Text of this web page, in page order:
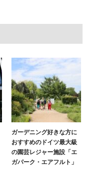
ガーデニング好きな方に
おすすめのドイツ最大級
の園芸レジャー施設「エ
ガパーク・エアフルト」